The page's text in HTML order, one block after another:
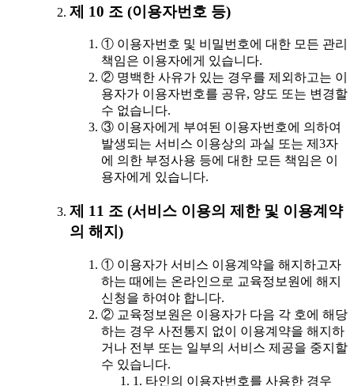
제 10 조 (이용자번호 등)
① 이용자번호 및 비밀번호에 대한 모든 관리
책임은 이용자에게 있습니다.
② 명백한 사유가 있는 경우를 제외하고는 이
용자가 이용자번호를 공유, 양도 또는 변경할
수 없습니다.
③ 이용자에게 부여된 이용자번호에 의하여
발생되는 서비스 이용상의 과실 또는 제3자
에 의한 부정사용 등에 대한 모든 책임은 이
용자에게 있습니다.
제 11 조 (서비스 이용의 제한 및 이용계약
의 해지)
① 이용자가 서비스 이용계약을 해지하고자
하는 때에는 온라인으로 교육정보원에 해지
신청을 하여야 합니다.
② 교육정보원은 이용자가 다음 각 호에 해당
하는 경우 사전통지 없이 이용계약을 해지하
거나 전부 또는 일부의 서비스 제공을 중지할
수 있습니다.
1. 타인의 이용자번호를 사용한 경우